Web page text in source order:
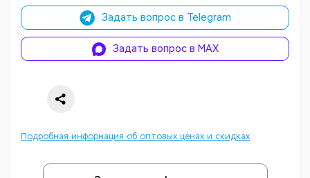
Задать вопрос в Telegram
Задать вопрос в MAX
Подробная информация об оптовых ценах и скидках